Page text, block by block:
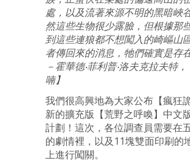
處，以及流著來源不明的黑暗峽
然這些生物很少露臉，但根據那
到這些連狼都不想闖入的崎嶇山
者傳回來的消息，牠們確實是存在
－霍華德‧菲利普‧洛夫克拉夫特，
喃】
我們很高興地為大家公布【瘋狂
新的擴充版【荒野之呼喚】中文
計劃！這次，各位調查員需要在
的劇情裡，以及11塊雙面印刷的
上進行闖關。